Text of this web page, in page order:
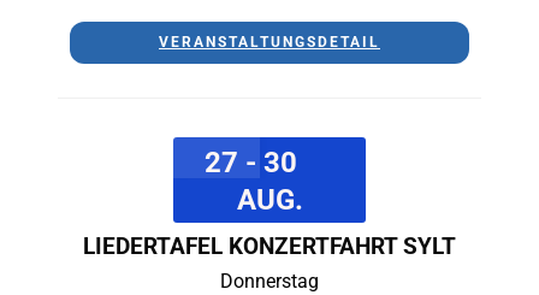
VERANSTALTUNGSDETAIL
27 - 30
AUG.
LIEDERTAFEL KONZERTFAHRT SYLT
Donnerstag